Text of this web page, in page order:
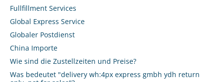
Fullfillment Services
Global Express Service
Globaler Postdienst
China Importe
Wie sind die Zustellzeiten und Preise?
Was bedeutet "delivery wh:4px express gmbh ydh return